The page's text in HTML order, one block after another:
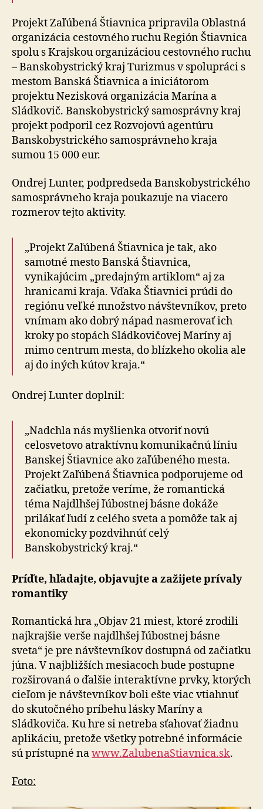
Projekt Zaľúbená Štiavnica pripravila Oblastná
organizácia cestovného ruchu Región Štiavnica
spolu s Krajskou organizáciou cestovného ruchu
– Banskobystrický kraj Turizmus v spolupráci s
mestom Banská Štiavnica a iniciátorom
projektu Nezisková organizácia Marína a
Sládkovič. Banskobystrický samosprávny kraj
projekt podporil cez Rozvojovú agentúru
Banskobystrického samosprávneho kraja
sumou 15 000 eur.
Ondrej Lunter, podpredseda Banskobystrického
samosprávneho kraja poukazuje na viacero
rozmerov tejto aktivity.
„Projekt Zaľúbená Štiavnica je tak, ako
samotné mesto Banská Štiavnica,
vynikajúcim „predajným artiklom“ aj za
hranicami kraja. Vďaka Štiavnici prúdi do
regiónu veľké množstvo návštevníkov, preto
vnímam ako dobrý nápad nasmerovať ich
kroky po stopách Sládkovičovej Maríny aj
mimo centrum mesta, do blízkeho okolia ale
aj do iných kútov kraja.“
Ondrej Lunter doplnil:
„Nadchla nás myšlienka otvoriť novú
celosvetovo atraktívnu komunikačnú líniu
Banskej Štiavnice ako zaľúbeného mesta.
Projekt Zaľúbená Štiavnica podporujeme od
začiatku, pretože veríme, že romantická
téma Najdlhšej ľúbostnej básne dokáže
prilákať ľudí z celého sveta a pomôže tak aj
ekonomicky pozdvihnúť celý
Banskobystrický kraj.“
Príďte, hľadajte, objavujte a zažijete prívaly
romantiky
Romantická hra „Objav 21 miest, ktoré zrodili
najkrajšie verše najdlhšej ľúbostnej básne
sveta“ je pre návštevníkov dostupná od začiatku
júna. V najbližších mesiacoch bude postupne
rozširovaná o ďalšie interaktívne prvky, ktorých
cieľom je návštevníkov boli ešte viac vtiahnuť
do skutočného príbehu lásky Maríny a
Sládkoviča. Ku hre si netreba sťahovať žiadnu
aplikáciu, pretože všetky potrebné informácie
sú prístupné nawww.ZalubenaStiavnica.sk.
Foto: